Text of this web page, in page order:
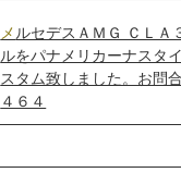
メルセデスＡＭＧ ＣＬＡ３５のフロントグリ
ルをパナメリカーナスタ
スタム致しました。お問
４６４